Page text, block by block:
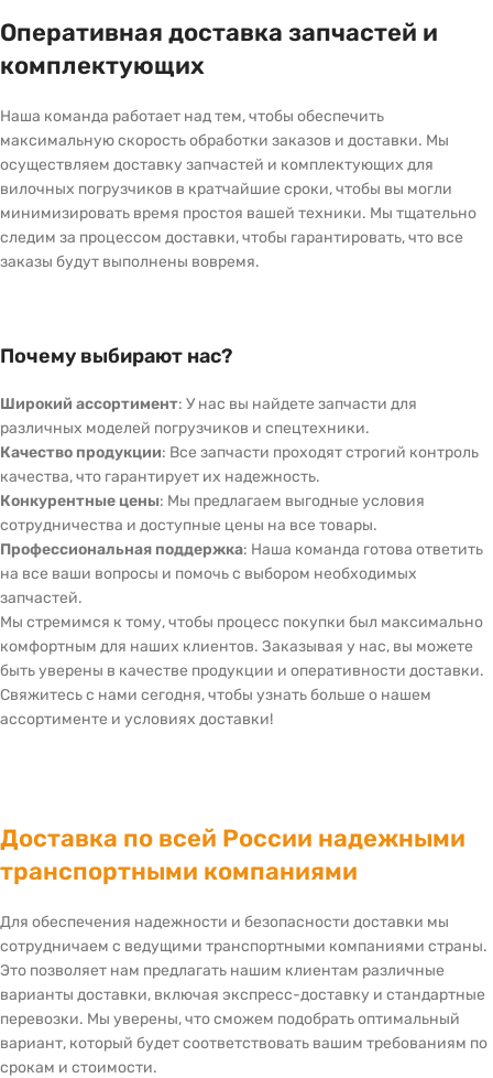
Оперативная доставка запчастей и
комплектующих
Наша команда работает над тем, чтобы обеспечить
максимальную скорость обработки заказов и доставки. Мы
осуществляем доставку запчастей и комплектующих для
вилочных погрузчиков в кратчайшие сроки, чтобы вы могли
минимизировать время простоя вашей техники. Мы тщательно
следим за процессом доставки, чтобы гарантировать, что все
заказы будут выполнены вовремя.
Почему выбирают нас?
Широкий ассортимент: У нас вы найдете запчасти для
различных моделей погрузчиков и спецтехники.
Качество продукции: Все запчасти проходят строгий контроль
качества, что гарантирует их надежность.
Конкурентные цены: Мы предлагаем выгодные условия
сотрудничества и доступные цены на все товары.
Профессиональная поддержка: Наша команда готова ответить
на все ваши вопросы и помочь с выбором необходимых
запчастей.
Мы стремимся к тому, чтобы процесс покупки был максимально
комфортным для наших клиентов. Заказывая у нас, вы можете
быть уверены в качестве продукции и оперативности доставки.
Свяжитесь с нами сегодня, чтобы узнать больше о нашем
ассортименте и условиях доставки!
Доставка по всей России надежными
транспортными компаниями
Для обеспечения надежности и безопасности доставки мы
сотрудничаем с ведущими транспортными компаниями страны.
Это позволяет нам предлагать нашим клиентам различные
варианты доставки, включая экспресс-доставку и стандартные
перевозки. Мы уверены, что сможем подобрать оптимальный
вариант, который будет соответствовать вашим требованиям по
срокам и стоимости.